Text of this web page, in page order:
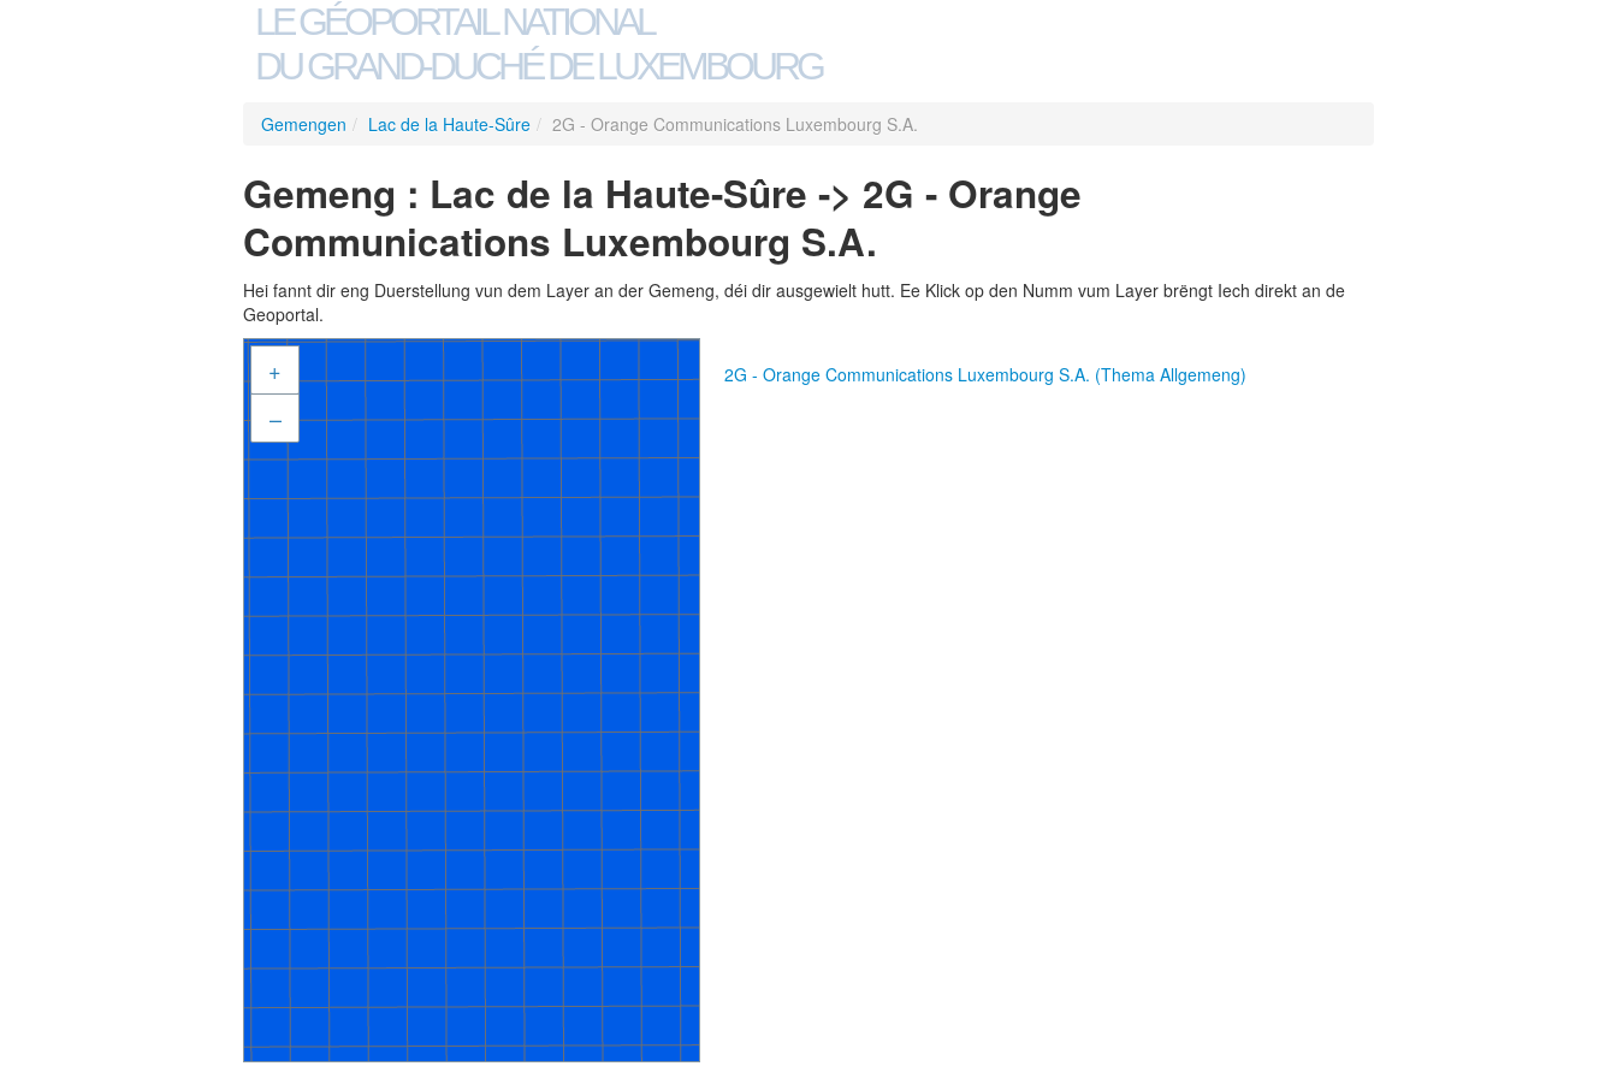
LE GÉOPORTAIL NATIONAL
DU GRAND-DUCHÉ DE LUXEMBOURG
Gemengen / Lac de la Haute-Sûre / 2G - Orange Communications Luxembourg S.A.
Gemeng : Lac de la Haute-Sûre -> 2G - Orange
Communications Luxembourg S.A.
Hei fannt dir eng Duerstellung vun dem Layer an der Gemeng, déi dir ausgewielt hutt. Ee Klick op den Numm vum Layer brëngt Iech direkt an de
Geoportal.
+
–
2G - Orange Communications Luxembourg S.A. (Thema Allgemeng)